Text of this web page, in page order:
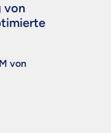
von
von